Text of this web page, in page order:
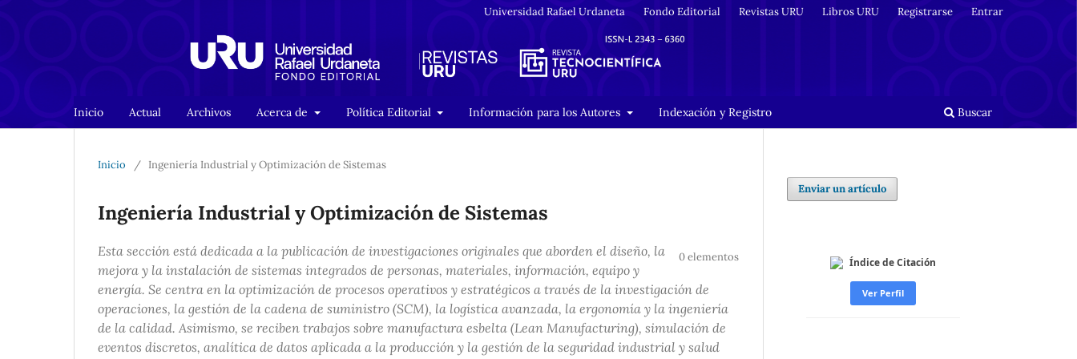
Inicio Actual Archivos Acerca de Política Editorial Información para los Autores Indexación y Registro Buscar
Universidad Rafael Urdaneta Fondo Editorial Revistas URU Libros URU Registrarse Entrar
Inicio / Ingeniería Industrial y Optimización de Sistemas
Ingeniería Industrial y Optimización de Sistemas
0 elementos
Esta sección está dedicada a la publicación de investigaciones originales que aborden el diseño, la
mejora y la instalación de sistemas integrados de personas, materiales, información, equipo y
energía. Se centra en la optimización de procesos operativos y estratégicos a través de la investigación de
operaciones, la gestión de la cadena de suministro (SCM), la logística avanzada, la ergonomía y la ingeniería
de la calidad. Asimismo, se reciben trabajos sobre manufactura esbelta (Lean Manufacturing), simulación de
eventos discretos, analítica de datos aplicada a la producción y la gestión de la seguridad industrial y salud
Enviar un artículo
Índice de Citación
Ver Perfil